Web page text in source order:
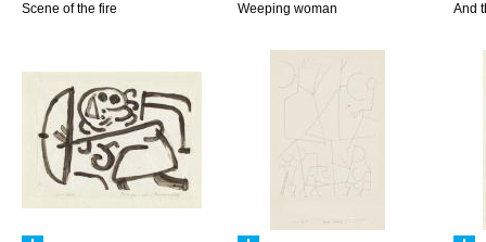
Scene of the fire
Weeping woman
And